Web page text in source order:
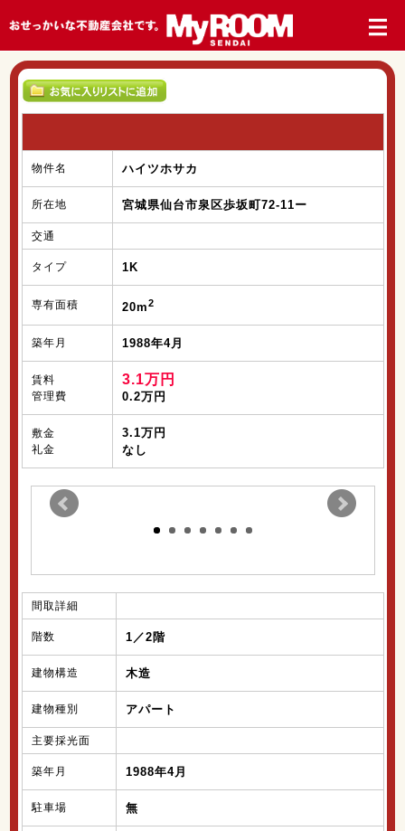
物件名 ハイツホサカ
所在地 宮城県仙台市泉区歩坂町72-11ー
交通
タイプ 1K
専有面積 20m2
築年月 1988年4月
賃料
管理費
3.1万円
0.2万円
敷金
礼金
3.1万円
なし
間取詳細
階数 1／2階
建物構造 木造
建物種別 アパート
主要採光面
築年月 1988年4月
駐車場 無